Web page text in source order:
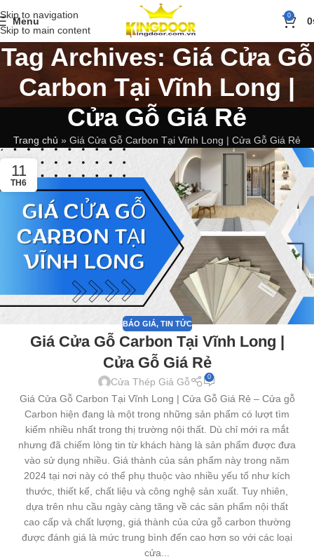
Skip to navigation
Skip to main content
Menu 0 0
Tag Archives: Giá Cửa Gỗ
Carbon Tại Vĩnh Long |
Cửa Gỗ Giá Rẻ
Trang chủ » Giá Cửa Gỗ Carbon Tại Vĩnh Long | Cửa Gỗ Giá Rẻ
11
TH6
BÁO GIÁ, TIN TỨC
Giá Cửa Gỗ Carbon Tại Vĩnh Long |
Cửa Gỗ Giá Rẻ
Cửa Thép Giả Gỗ 0
Giá Cửa Gỗ Carbon Tại Vĩnh Long | Cửa Gỗ Giá Rẻ – Cửa gỗ
Carbon hiện đang là một trong những sản phẩm có lượt tìm
kiếm nhiều nhất trong thị trường nội thất. Dù chỉ mới ra mắt
nhưng đã chiếm lòng tin từ khách hàng là sản phẩm được đưa
vào sử dụng nhiều. Giá thành của sản phẩm này trong năm
2024 tại nơi này có thể phụ thuộc vào nhiều yếu tố như kích
thước, thiết kế, chất liệu và công nghệ sản xuất. Tuy nhiên,
dựa trên nhu cầu ngày càng tăng về các sản phẩm nội thất
cao cấp và chất lượng, giá thành của cửa gỗ carbon thường
được đánh giá là mức trung bình đến cao hơn so với các loại
cửa...